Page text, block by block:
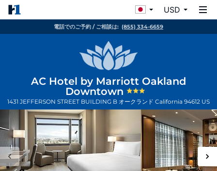
USD
電話でのご予約 / ご相談は: (855) 334-6659
AC Hotel by Marriott Oakland
Downtown
1431 JEFFERSON STREET BUILDING B オークランド California 94612 US